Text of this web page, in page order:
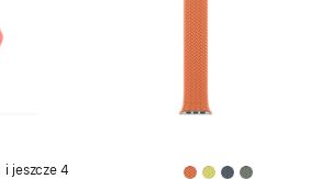
i jeszcze 4